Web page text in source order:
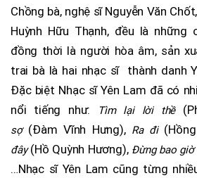
Chồng bà, nghệ sĩ Nguyễn Văn
Huỳnh Hữu Thạnh, đều là những
đồng thời là người hòa âm, sản
trai bà là hai nhạc sĩ thành danh
Đặc biệt Nhạc sĩ Yên Lam đã có
nổi tiếng như:
Tìm lại lời thề
sợ (Đàm Vĩnh Hưng), Ra đi(Hồng
đây(Hồ Quỳnh Hương), Đừng bao giờ
…Nhạc sĩ Yên Lam cũng từng